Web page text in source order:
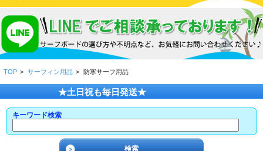
TOP > サーフィン用品 > 防寒サーフ用品
★土日祝も毎日発送★
キーワード検索